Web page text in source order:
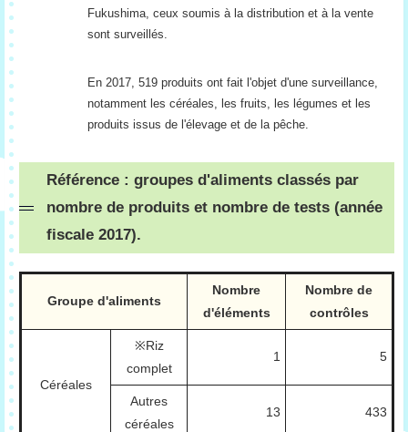
Fukushima, ceux soumis à la distribution et à la vente
sont surveillés.
En 2017, 519 produits ont fait l'objet d'une surveillance,
notamment les céréales, les fruits, les légumes et les
produits issus de l'élevage et de la pêche.
Référence : groupes d'aliments classés par
nombre de produits et nombre de tests (année
fiscale 2017).
Groupe d'aliments
Nombre
d'éléments
Nombre de
contrôles
Céréales
※Riz
complet
1 5
Autres
céréales
13 433